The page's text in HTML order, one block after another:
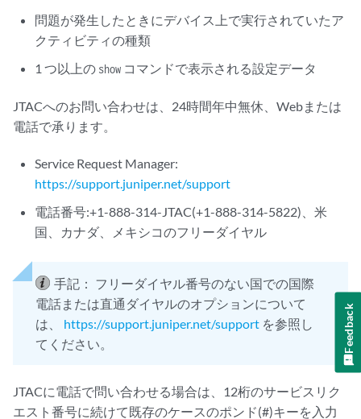
問題が発生したときにデバイス上で実行されていたア
クティビティの種類
1 つ以上の show コマンドで表示される設定データ
JTACへのお問い合わせは、24時間年中無休、Webまたは
電話で承ります。
Service Request Manager:
https://support.juniper.net/support
電話番号:+1-888-314-JTAC(+1-888-314-5822)、米
国、カナダ、メキシコのフリーダイヤル
手記： フリーダイヤル番号のない国での国際
電話または直通ダイヤルのオプションについて
は、 https://support.juniper.net/support を参照し
てください。
JTACに電話で問い合わせる場合は、12桁のサービスリク
エスト番号に続けて既存のケースのポンド(#)キーを入力
Feedback